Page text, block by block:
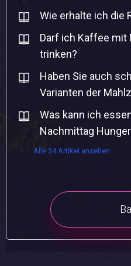
Wie erhalte ich die
Darf ich Kaffee
trinken?
Haben Sie auch
Varianten der
Was kann ich
Nachmittag
Alle 34 Artikel ansehen